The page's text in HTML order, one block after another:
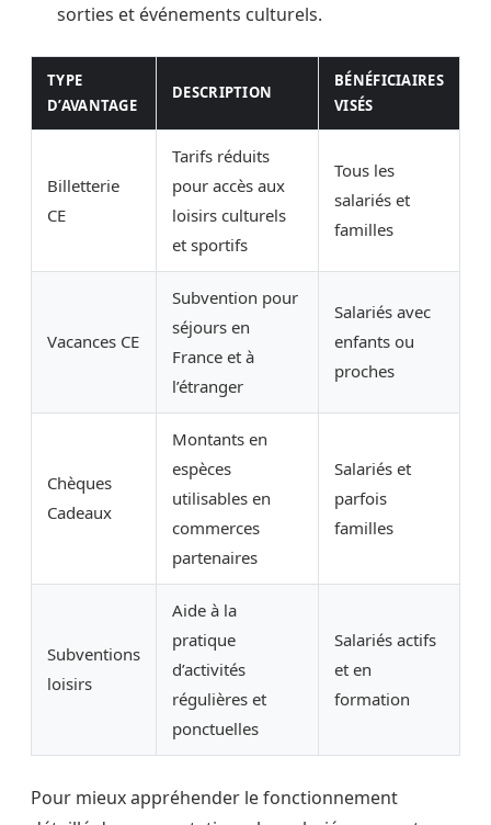
sorties et événements culturels.
TYPE
D’AVANTAGE
DESCRIPTION
BÉNÉFICIAIRES
VISÉS
Billetterie
CE
Tarifs réduits
pour accès aux
loisirs culturels
et sportifs
Tous les
salariés et
familles
Vacances CE
Subvention pour
séjours en
France et à
l’étranger
Salariés avec
enfants ou
proches
Chèques
Cadeaux
Montants en
espèces
utilisables en
commerces
partenaires
Salariés et
parfois
familles
Subventions
loisirs
Aide à la
pratique
d’activités
régulières et
ponctuelles
Salariés actifs
et en
formation
Pour mieux appréhender le fonctionnement